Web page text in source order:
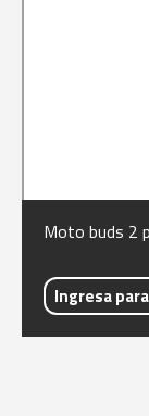
Moto buds 2
Ingresa